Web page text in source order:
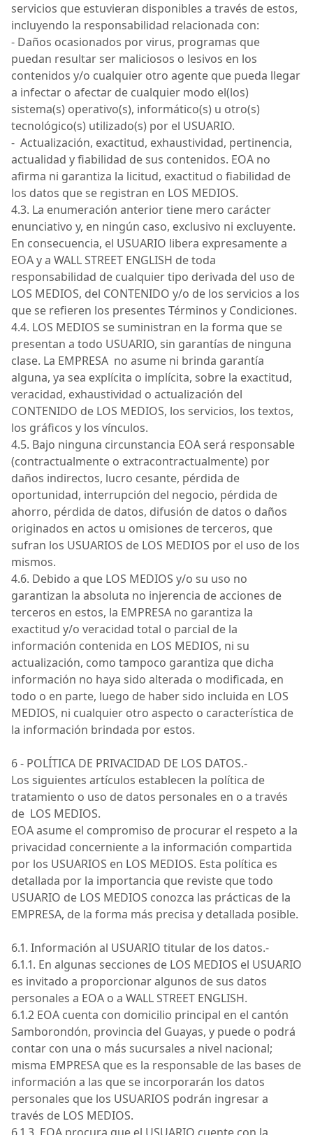
servicios que estuvieran disponibles a través de estos,
incluyendo la responsabilidad relacionada con:
- Daños ocasionados por virus, programas que
puedan resultar ser maliciosos o lesivos en los
contenidos y/o cualquier otro agente que pueda llegar
a infectar o afectar de cualquier modo el(los)
sistema(s) operativo(s), informático(s) u otro(s)
tecnológico(s) utilizado(s) por el USUARIO.
- Actualización, exactitud, exhaustividad, pertinencia,
actualidad y fiabilidad de sus contenidos. EOA no
afirma ni garantiza la licitud, exactitud o fiabilidad de
los datos que se registran en LOS MEDIOS.
4.3. La enumeración anterior tiene mero carácter
enunciativo y, en ningún caso, exclusivo ni excluyente.
En consecuencia, el USUARIO libera expresamente a
EOA y a WALL STREET ENGLISH de toda
responsabilidad de cualquier tipo derivada del uso de
LOS MEDIOS, del CONTENIDO y/o de los servicios a los
que se refieren los presentes Términos y Condiciones.
4.4. LOS MEDIOS se suministran en la forma que se
presentan a todo USUARIO, sin garantías de ninguna
clase. La EMPRESA no asume ni brinda garantía
alguna, ya sea explícita o implícita, sobre la exactitud,
veracidad, exhaustividad o actualización del
CONTENIDO de LOS MEDIOS, los servicios, los textos,
los gráficos y los vínculos.
4.5. Bajo ninguna circunstancia EOAserá responsable
(contractualmente o extracontractualmente) por
daños indirectos, lucro cesante, pérdida de
oportunidad, interrupción del negocio, pérdida de
ahorro, pérdida de datos, difusión de datos o daños
originados en actos u omisiones de terceros, que
sufran los USUARIOS de LOS MEDIOS por el uso de los
mismos.
4.6. Debido a que LOS MEDIOS y/o su uso no
garantizan la absoluta no injerencia de acciones de
terceros en estos, la EMPRESA no garantiza la
exactitud y/o veracidad total o parcial de la
información contenida en LOS MEDIOS, ni su
actualización, como tampoco garantiza que dicha
información no haya sido alterada o modificada, en
todo o en parte, luego de haber sido incluida en LOS
MEDIOS, ni cualquier otro aspecto o característica de
la información brindada por estos.
6 - POLÍTICA DE PRIVACIDAD DE LOS DATOS.-
Los siguientes artículos establecen la política de
tratamiento o uso de datos personales en o a través
de LOS MEDIOS.
EOAasume el compromiso de procurar el respeto a la
privacidad concerniente a la información compartida
por los USUARIOS en LOS MEDIOS. Esta política es
detallada por la importancia que reviste que todo
USUARIO de LOS MEDIOS conozca las prácticas de la
EMPRESA, de la forma más precisa y detallada posible.
6.1. Información al USUARIO titular de los datos.-
6.1.1. En algunas secciones de LOS MEDIOS el USUARIO
es invitado a proporcionar algunos de sus datos
personales a EOA o a WALL STREET ENGLISH.
6.1.2 EOA cuenta con domicilio principal en el cantón
Samborondón, provincia del Guayas, y puede o podrá
contar con una o más sucursales a nivel nacional;
misma EMPRESA que es la responsable de las bases de
información a las que se incorporarán los datos
personales que los USUARIOS podrán ingresar a
través de LOS MEDIOS.